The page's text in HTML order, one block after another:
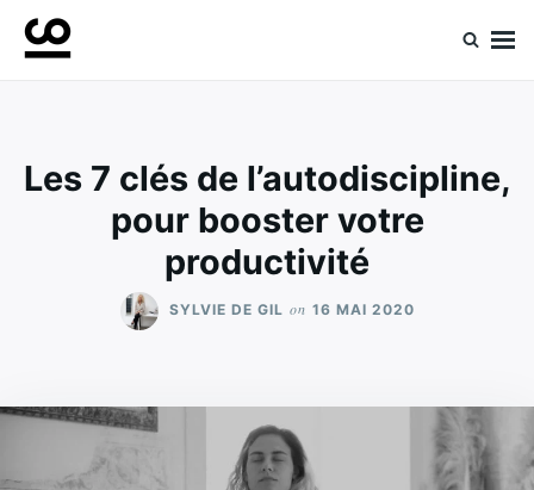
SkipSearch
for:
Les 7 clés de l’autodiscipline,
pour booster votre
productivité
SYLVIE DE GIL on 16 MAI 2020